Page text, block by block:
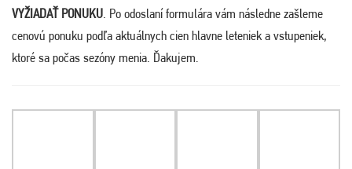
VYŽIADAŤ PONUKU. Po odoslaní formulára vám následne zašleme
cenovú ponuku podľa aktuálnych cien hlavne leteniek a vstupeniek,
ktoré sa počas sezóny menia. Ďakujem.